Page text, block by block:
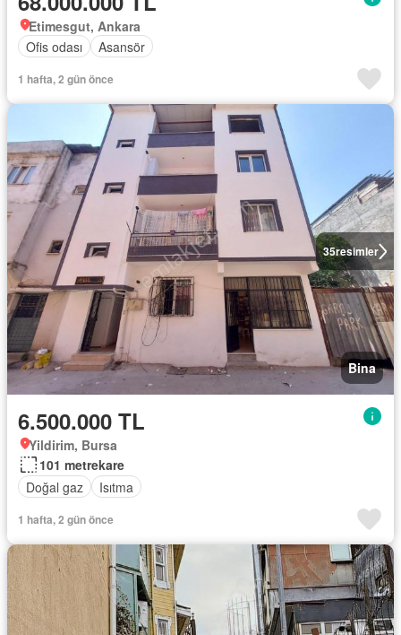
Etimesgut, Ankara
Ofis odası
Asansör
1 hafta, 2 gün önce
35resimler
Bina
6.500.000 TL
Yildirim, Bursa
101 metrekare
Doğal gaz
Isıtma
1 hafta, 2 gün önce